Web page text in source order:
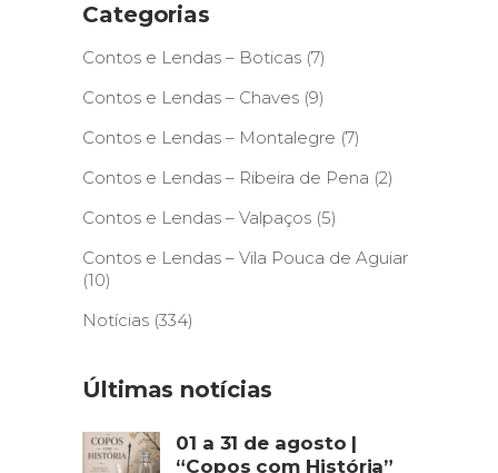
Categorias
Contos e Lendas – Boticas (7)
Contos e Lendas – Chaves (9)
Contos e Lendas – Montalegre (7)
Contos e Lendas – Ribeira de Pena (2)
Contos e Lendas – Valpaços (5)
Contos e Lendas – Vila Pouca de Aguiar
(10)
Notícias (334)
Últimas notícias
01 a 31 de agosto |
“Copos com História”